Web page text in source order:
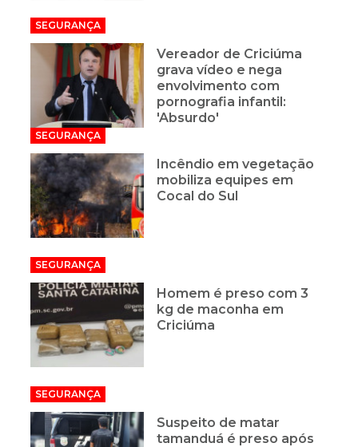
SEGURANÇA
Vereador de Criciúma
grava vídeo e nega
envolvimento com
pornografia infantil:
'Absurdo'
SEGURANÇA
Incêndio em vegetação
mobiliza equipes em
Cocal do Sul
SEGURANÇA
Homem é preso com 3
kg de maconha em
Criciúma
SEGURANÇA
Suspeito de matar
tamanduá é preso após